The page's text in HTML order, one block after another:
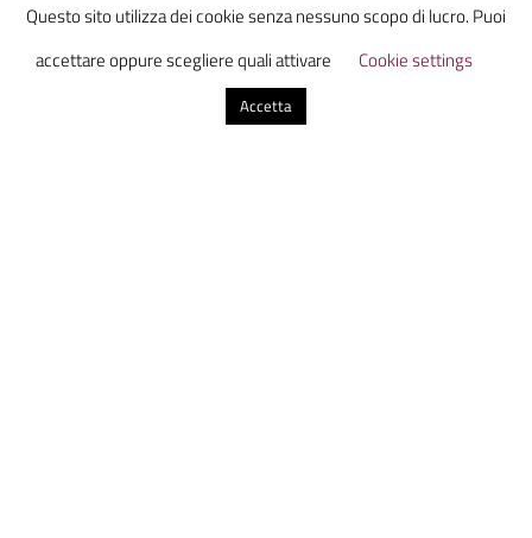
da tutta Italia in uno luogo virtuale dove
scoprire, discutere e condividere
informazione con uno sguardo sul presente
Questo sito utilizza dei cookie senza nessuno scopo di lucro. Puoi
accettare oppure scegliere quali attivare
Cookie settings
Accetta